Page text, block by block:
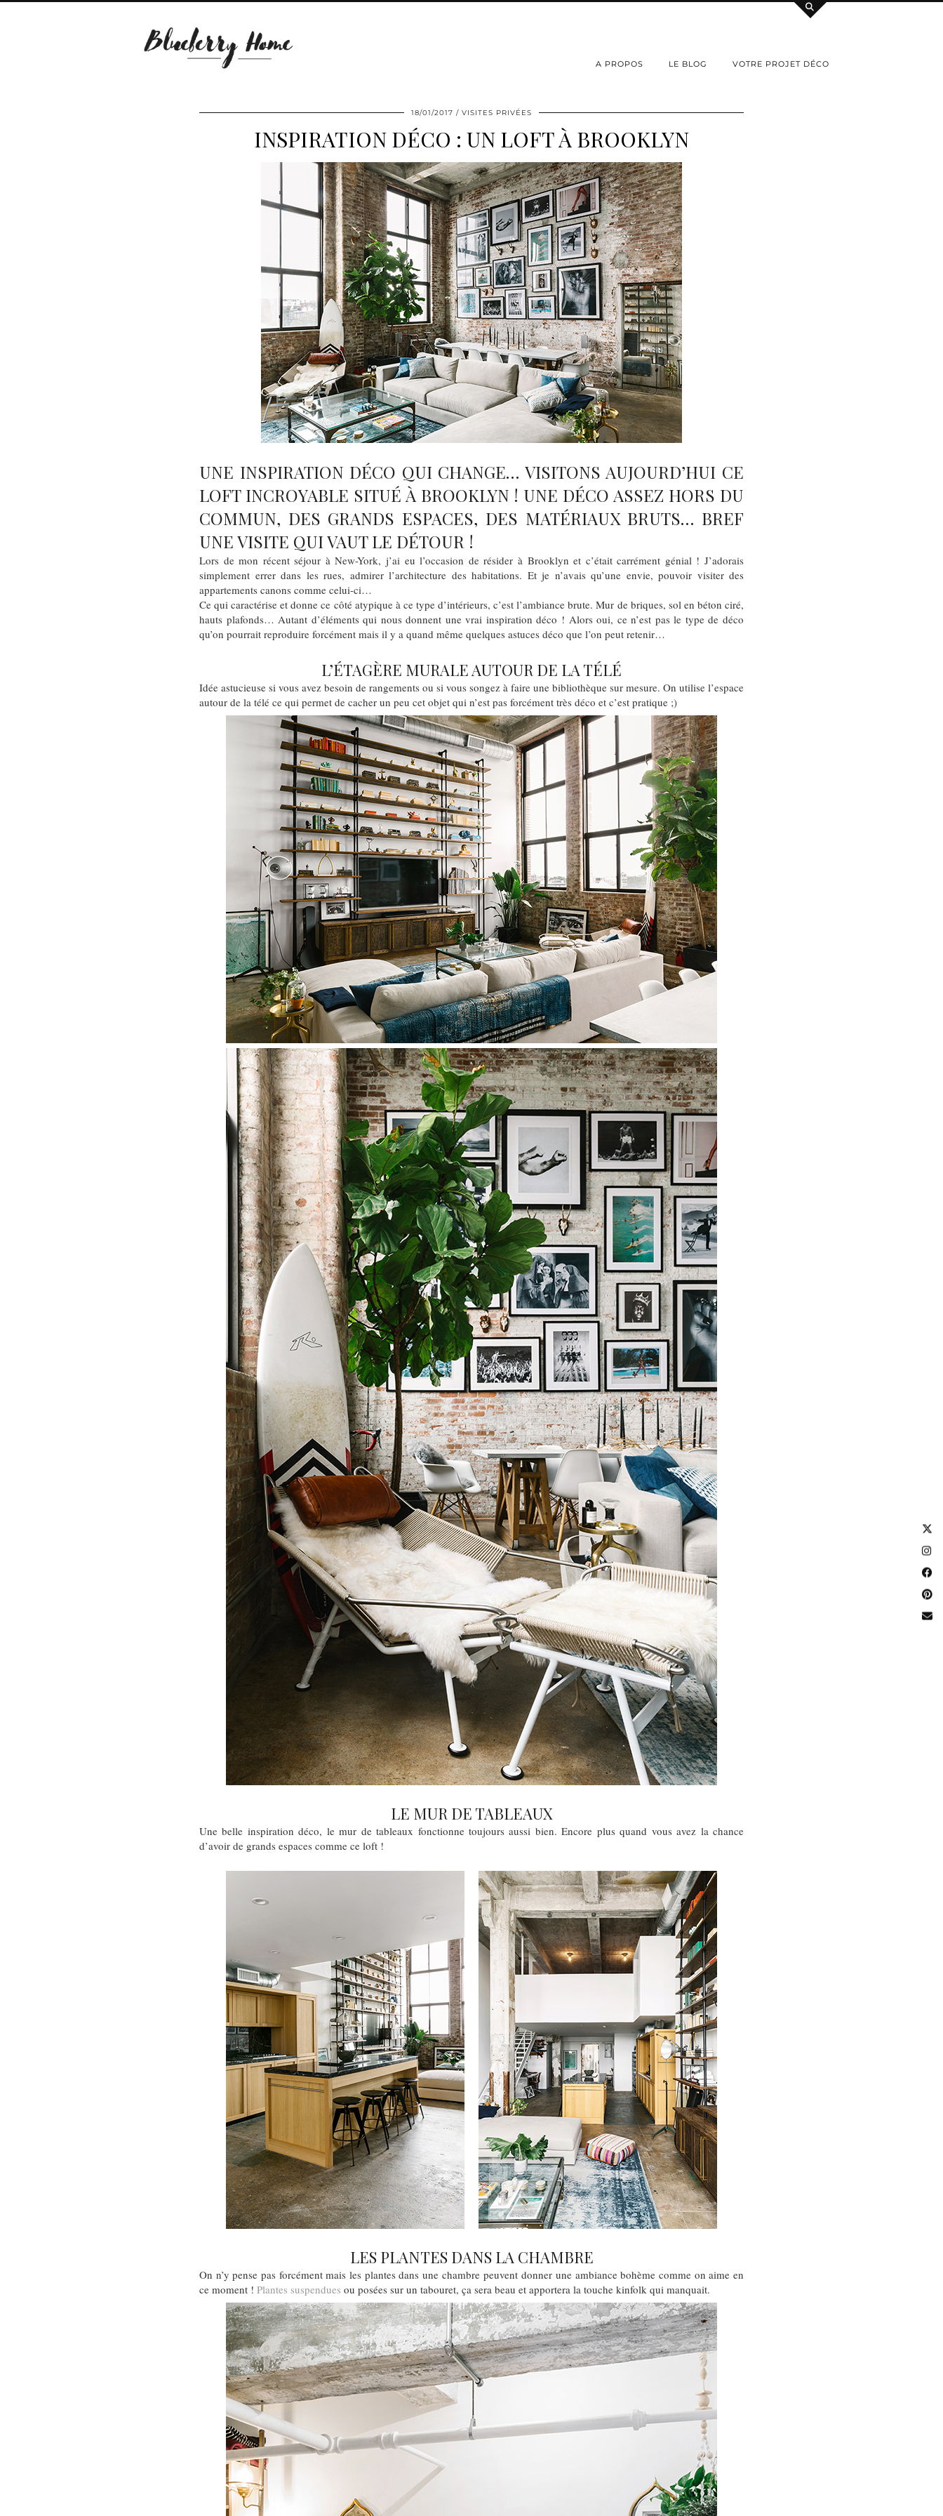
A PROPOS LE BLOG VOTRE PROJET DÉCO
18/01/2017 VISITES PRIVÉES
INSPIRATION DÉCO : UN LOFT À BROOKLYN
UNE INSPIRATION DÉCO QUI CHANGE… VISITONS AUJOURD’HUI CE
LOFT INCROYABLE SITUÉ À BROOKLYN ! UNE DÉCO ASSEZ HORS DU
COMMUN, DES GRANDS ESPACES, DES MATÉRIAUX BRUTS… BREF
UNE VISITE QUI VAUT LE DÉTOUR !
Lors de mon récent séjour à New-York, j’ai eu l’occasion de résider à Brooklyn et c’était carrément génial ! J’adorais
simplement errer dans les rues, admirer l’architecture des habitations. Et je n’avais qu’une envie, pouvoir visiter des
appartements canons comme celui-ci…
Ce qui caractérise et donne ce côté atypique à ce type d’intérieurs, c’est l’ambiance brute. Mur de briques, sol en béton ciré,
hauts plafonds… Autant d’éléments qui nous donnent une vrai inspiration déco ! Alors oui, ce n’est pas le type de déco
qu’on pourrait reproduire forcément mais il y a quand même quelques astuces déco que l’on peut retenir…
L’ÉTAGÈRE MURALE AUTOUR DE LA TÉLÉ
Idée astucieuse si vous avez besoin de rangements ou si vous songez à faire une bibliothèque sur mesure. On utilise l’espace
autour de la télé ce qui permet de cacher un peu cet objet qui n’est pas forcément très déco et c’est pratique ;)
LE MUR DE TABLEAUX
Une belle inspiration déco, le mur de tableaux fonctionne toujours aussi bien. Encore plus quand vous avez la chance
d’avoir de grands espaces comme ce loft !
LES PLANTES DANS LA CHAMBRE
On n’y pense pas forcément mais les plantes dans une chambre peuvent donner une ambiance bohème comme on aime en
ce moment ! Plantes suspendues ou posées sur un tabouret, ça sera beau et apportera la touche kinfolk qui manquait.